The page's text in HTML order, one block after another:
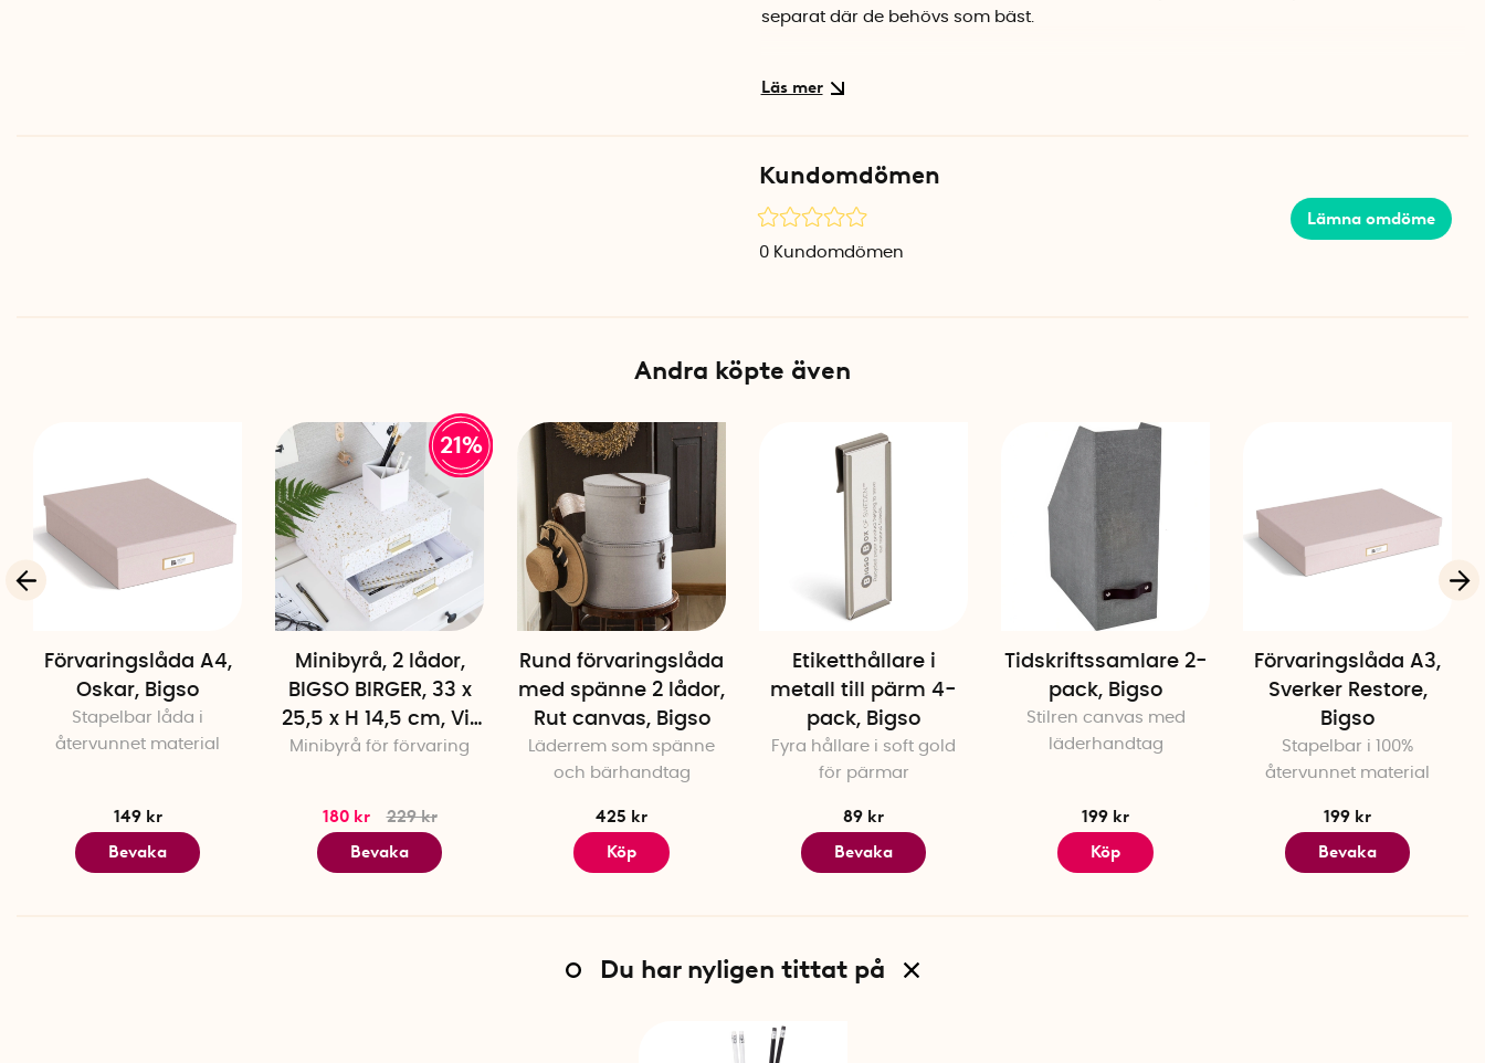
separat där de behövs som bäst.
Håkan.
Specifikationer
Mått bricka: 23,5 x 18 x 11 cm
Innehåll: Bricka, pennställ, hög skål, låg skål
Kundomdömen
Lämna omdöme
0 Kundomdömen
Andra köpte även
Förvaringslåda A4,
Oskar, Bigso
Stapelbar låda i
återvunnet material
149 kr
Bevaka
21%
Minibyrå, 2 lådor,
BIGSO BIRGER, 33 x
25,5 x H 14,5 cm, Vit
/ Splash Guld
Minibyrå för förvaring
180 kr
229 kr
Bevaka
Rund förvaringslåda
med spänne 2 lådor,
Rut canvas, Bigso
Läderrem som spänne
och bärhandtag
425 kr
Köp
Etiketthållare i
metall till pärm 4-
pack, Bigso
Fyra hållare i soft gold
för pärmar
89 kr
Bevaka
Tidskriftssamlare 2-
pack, Bigso
Stilren canvas med
läderhandtag
199 kr
Köp
Förvaringslåda A3,
Sverker Restore,
Bigso
Stapelbar i 100%
återvunnet material
199 kr
Bevaka
Du har nyligen tittat på